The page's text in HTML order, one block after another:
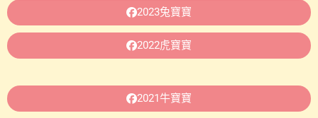
2023兔寶寶
2022虎寶寶
2021牛寶寶